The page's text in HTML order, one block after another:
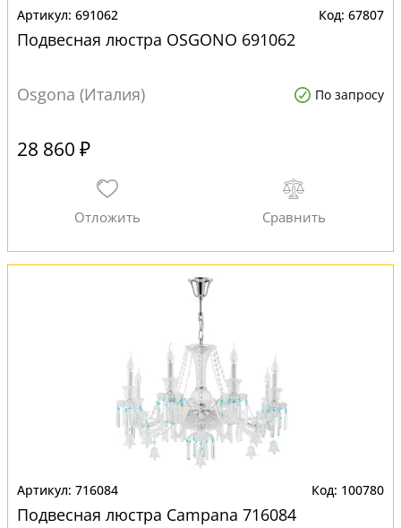
691062 67807
Подвесная люстра OSGONO 691062
Osgona (Италия) По запросу
28 860 ₽
716084 100780
Подвесная люстра Campana 716084